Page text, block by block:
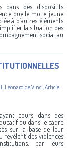
dans des dispositifs
que le mot « jeune
à d’autres éléments
la situation des
social au
Léonard de Vinci,Article
cours dans des
ou dans le cadre
sur la base de leur
révèlent des violences
par leurs